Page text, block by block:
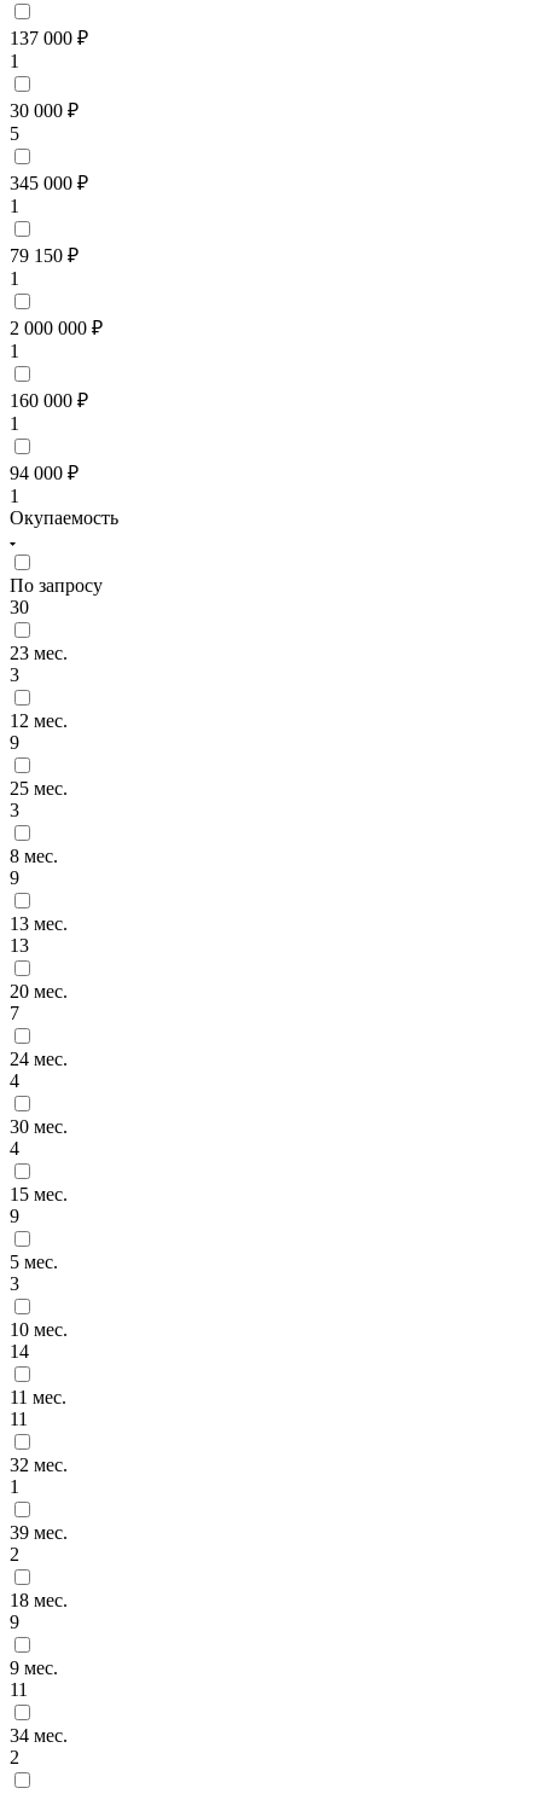
137 000 ₽
1
30 000 ₽
5
345 000 ₽
1
79 150 ₽
1
2 000 000 ₽
1
160 000 ₽
1
94 000 ₽
1
Окупаемость
По запросу
30
23 мес.
3
12 мес.
9
25 мес.
3
8 мес.
9
13 мес.
13
20 мес.
7
24 мес.
4
30 мес.
4
15 мес.
9
5 мес.
3
10 мес.
14
11 мес.
11
32 мес.
1
39 мес.
2
18 мес.
9
9 мес.
11
34 мес.
2